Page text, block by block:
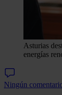
Asturias
energías
Ningún